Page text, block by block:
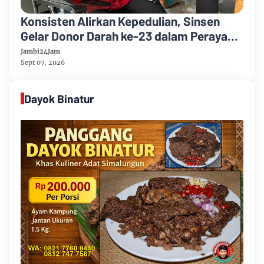
Konsisten Alirkan Kepedulian, Sinsen
Gelar Donor Darah ke-23 dalam Perayaan
Anniversary Sinsen
Jambi24Jam
Sept 07, 2026
Dayok Binatur